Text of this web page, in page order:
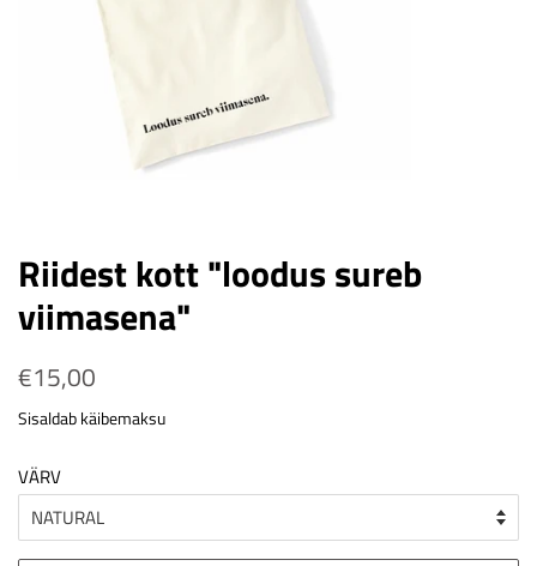
Riidest kott "loodus sureb
viimasena"
Tavahind
€15,00
Sisaldab käibemaksu
VÄRV